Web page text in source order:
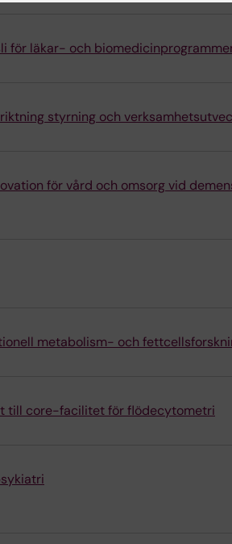
för läkar- och
styrning och
för vård och omsorg vid
metabolism- och
till core-facilitet för flödecytometri